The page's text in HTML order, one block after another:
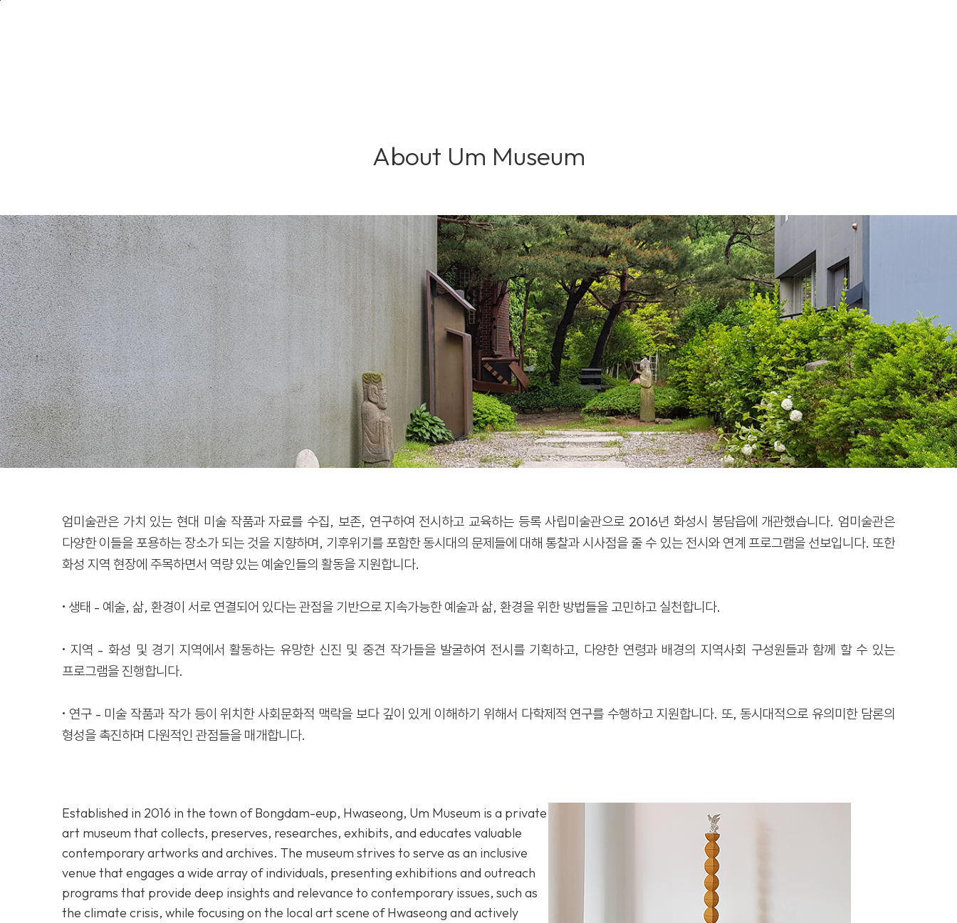
About Um Museum
엄미술관은 가치 있는 현대 미술 작품과 자료를 수집, 보존, 연구하여 전시하고 교육하는 등록 사립미술관으로 2016년 화성시 봉담읍에 개관했습니다. 엄미술관은
다양한 이들을 포용하는 장소가 되는 것을 지향하며, 기후위기를 포함한 동시대의 문제들에 대해 통찰과 시사점을 줄 수 있는 전시와 연계 프로그램을 선보입니다. 또한
화성 지역 현장에 주목하면서 역량 있는 예술인들의 활동을 지원합니다.
• 생태 - 예술, 삶, 환경이 서로 연결되어 있다는 관점을 기반으로 지속가능한 예술과 삶, 환경을 위한 방법들을 고민하고 실천합니다.
• 지역 - 화성 및 경기 지역에서 활동하는 유망한 신진 및 중견 작가들을 발굴하여 전시를 기획하고, 다양한 연령과 배경의 지역사회 구성원들과 함께 할 수 있는
프로그램을 진행합니다.
• 연구 - 미술 작품과 작가 등이 위치한 사회문화적 맥락을 보다 깊이 있게 이해하기 위해서 다학제적 연구를 수행하고 지원합니다. 또, 동시대적으로 유의미한 담론의
형성을 촉진하며 다원적인 관점들을 매개합니다.
Established in 2016 in the town of Bongdam-eup, Hwaseong, Um Museum is a private
art museum that collects, preserves, researches, exhibits, and educates valuable
contemporary artworks and archives. The museum strives to serve as an inclusive
venue that engages a wide array of individuals, presenting exhibitions and outreach
programs that provide deep insights and relevance to contemporary issues, such as
the climate crisis, while focusing on the local art scene of Hwaseong and actively